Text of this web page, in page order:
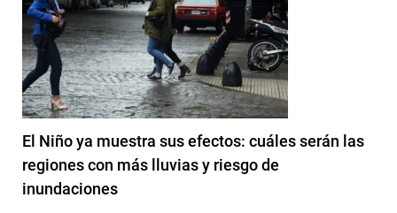
El Niño ya muestra sus efectos: cuáles serán las
regiones con más lluvias y riesgo de
inundaciones